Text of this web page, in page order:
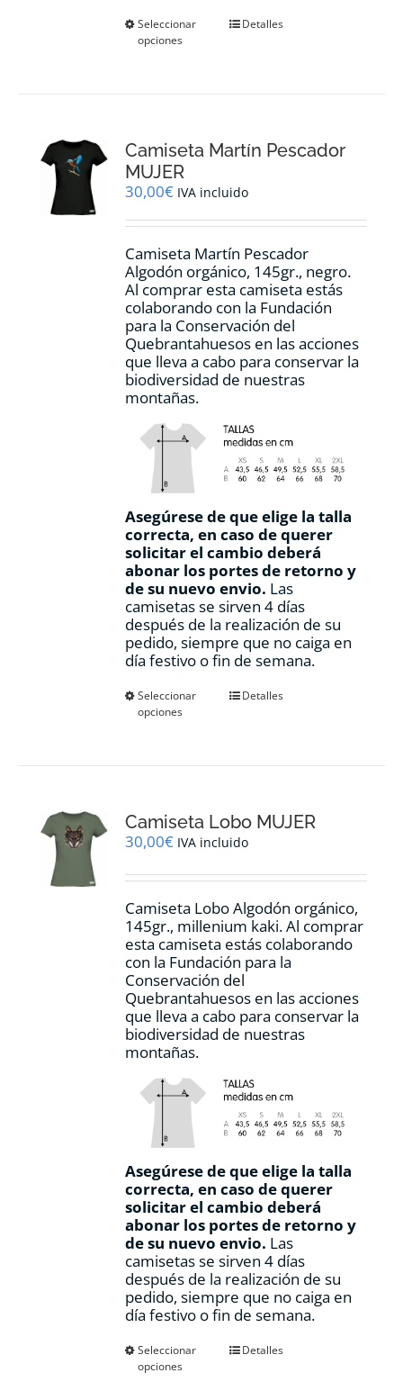
Seleccionar
opciones
Este
se
elegir
la
de
producto
Detalles
Camiseta Martín Pescador
MUJER
30,00€ IVA incluido
Camiseta Martín Pescador
Algodón orgánico, 145gr., negro.
Al comprar esta camiseta estás
colaborando con la Fundación
para la Conservación del
Quebrantahuesos en las acciones
que lleva a cabo para conservar la
biodiversidad de nuestras
montañas.
Asegúrese de que elige la talla
correcta, en caso de querer
solicitar el cambio deberá
abonar los portes de retorno y
de su nuevo envio. Las
camisetas se sirven 4 días
después de la realización de su
pedido, siempre que no caiga en
día festivo o fin de semana.
Seleccionar
opciones
Este
se
pueden
en
página
de
producto
Detalles
Camiseta Lobo MUJER
30,00€ IVA incluido
Camiseta Lobo Algodón orgánico,
145gr., millenium kaki. Al comprar
esta camiseta estás colaborando
con la Fundación para la
Conservación del
Quebrantahuesos en las acciones
que lleva a cabo para conservar la
biodiversidad de nuestras
montañas.
Asegúrese de que elige la talla
correcta, en caso de querer
solicitar el cambio deberá
abonar los portes de retorno y
de su nuevo envio. Las
camisetas se sirven 4 días
después de la realización de su
pedido, siempre que no caiga en
día festivo o fin de semana.
Seleccionar
opciones
EsteDetalles